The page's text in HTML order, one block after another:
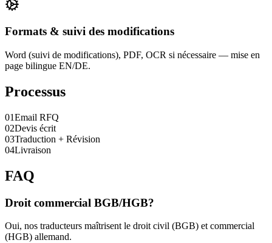
Formats & suivi des modifications
Word (suivi de modifications), PDF, OCR si nécessaire — mise en
page bilingue EN/DE.
Processus
01Email RFQ
02Devis écrit
03Traduction + Révision
04Livraison
FAQ
Droit commercial BGB/HGB?
Oui, nos traducteurs maîtrisent le droit civil (BGB) et commercial
(HGB) allemand.